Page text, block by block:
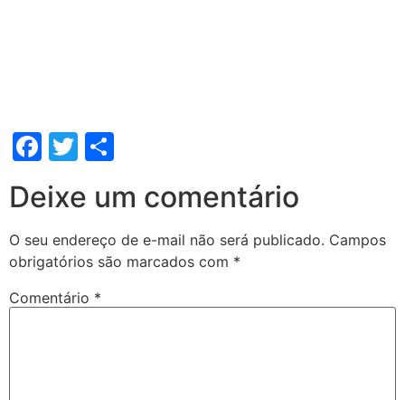
Facebook
Twitter
Deixe um comentário
O seu endereço de e-mail não será publicado. Campos
obrigatórios são marcados com *
Comentário *